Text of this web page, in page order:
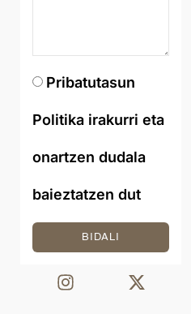
Pribatutasun
Politika irakurri eta
onartzen dudala
baieztatzen dut
BIDALI